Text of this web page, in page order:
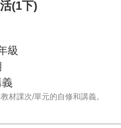
(1下)
級
材課次/單元的自修和講義。